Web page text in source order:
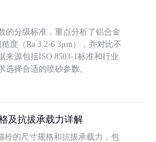
的分级标准，重点分析了铝合金
度（Ra 3.2-6.3μm），并对比不
来源包括ISO 8503-1标准和行业
选择合适的喷砂参数。
及抗拔承载力详解
栓的尺寸规格和抗拔承载力，包